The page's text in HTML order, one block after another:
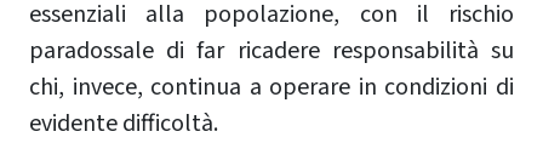
essenziali alla popolazione, con il rischio
paradossale di far ricadere responsabilità su
chi, invece, continua a operare in condizioni di
evidente difficoltà.